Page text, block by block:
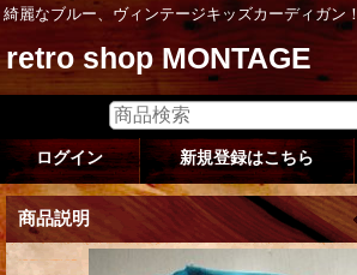
綺麗なブルー、ヴィンテージキッズカーディガン！
retro shop MONTAGE
ログイン 新規登録はこちら
商品説明